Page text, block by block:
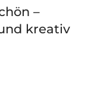
–
kreativ